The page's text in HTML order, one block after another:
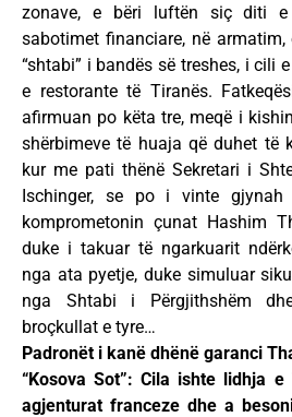
zonave, e bëri luftën siç diti e
sabotimet financiare, në
“shtabi” i bandës së treshes, i cili
e restorante të Tiranës.
afirmuan po këta tre, meqë i
shërbimeve të huaja që duhet të
kur me pati thënë Sekretari i
Ischinger, se po i vinte
komprometonin çunat Hashim
duke i takuar të ngarkuarit
nga ata pyetje, duke simuluar
nga Shtabi i Përgjithshëm
broçkullat e tyre…
Padronët i kanë dhënë garanci
“Kosova Sot”: Cila ishte lidhja
agjenturat franceze dhe a